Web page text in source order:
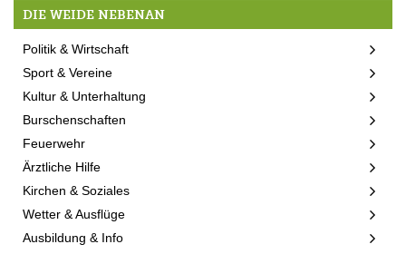
DIE WEIDE NEBENAN
Politik & Wirtschaft
Sport & Vereine
Kultur & Unterhaltung
Burschenschaften
Feuerwehr
Ärztliche Hilfe
Kirchen & Soziales
Wetter & Ausflüge
Ausbildung & Info